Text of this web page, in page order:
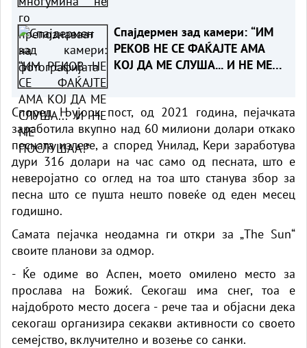
Спајдермен зад камери: “ИМ
РЕКОВ НЕ СЕ ФАЌАЈТЕ АМА
КОЈ ДА МЕ СЛУША... И НЕ МЕ
Според Њујорк пост, од 2021 година, пејачката
заработила вкупно над 60 милиони долари откако
песната излезе, а според Унилад, Кери заработува
дури 316 долари на час само од песната, што е
неверојатно со оглед на тоа што станува збор за
песна што се пушта нешто повеќе од еден месец
годишно.
Самата пејачка неодамна ги откри за „The Sun“
своите планови за одмор.
- Ќе одиме во Аспен, моето омилено место за
прослава на Божиќ. Секогаш има снег, тоа е
најдоброто место досега - рече таа и објасни дека
секогаш организира секакви активности со своето
семејство, вклучително и возење со санки.